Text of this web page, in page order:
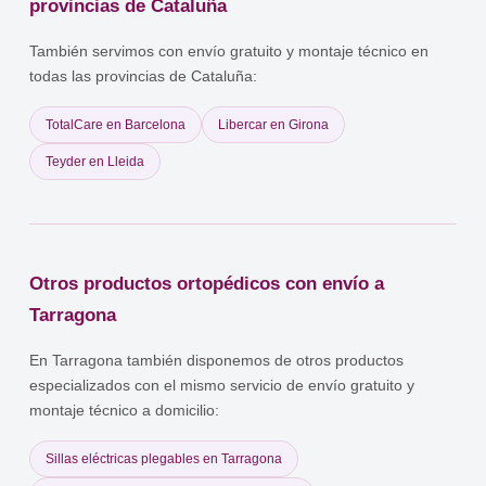
en la consejería competente de Cataluña para obtener información
actualizada sobre requisitos y ayudas disponibles.
provincias de Cataluña
También servimos con envío gratuito y montaje técnico en
todas las provincias de Cataluña:
TotalCare en Barcelona Libercar en Girona
Teyder en Lleida
Otros productos ortopédicos con envío a
Tarragona
En Tarragona también disponemos de otros productos
especializados con el mismo servicio de envío gratuito y
montaje técnico a domicilio:
Sillas eléctricas plegables en Tarragona